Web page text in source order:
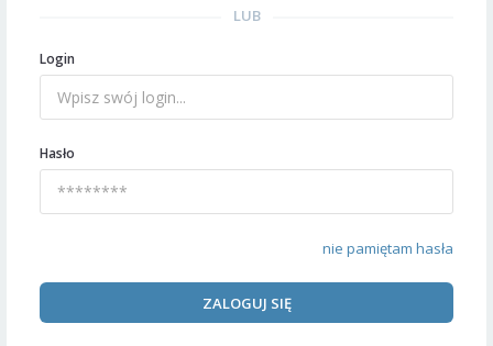
LUB
Login
Hasło
nie pamiętam hasła
ZALOGUJ SIĘ